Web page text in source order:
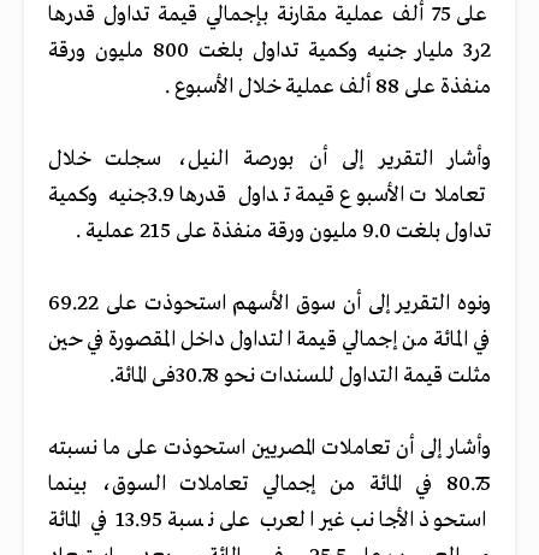
على 75 ألف عملية مقارنة بإجمالي قيمة تداول قدرها
2ر3 مليار جنيه وكمية تداول بلغت 800 مليون ورقة
منفذة على 88 ألف عملية خلال الأسبوع .
وأشار التقرير إلى أن بورصة النيل، سجلت خلال
تعاملات الأسبوع قيمة تداول قدرها 3.9جنيه وكمية
تداول بلغت 9.0 مليون ورقة منفذة على 215 عملية .
ونوه التقرير إلى أن سوق الأسهم استحوذت على 69.22
في المائة من إجمالي قيمة التداول داخل المقصورة في حين
مثلت قيمة التداول للسندات نحو 30.78فى المائة.
وأشار إلى أن تعاملات المصريين استحوذت على ما نسبته
80.75 في المائة من إجمالي تعاملات السوق، بينما
استحوذ الأجانب غير العرب على نسبة 13.95 في المائة